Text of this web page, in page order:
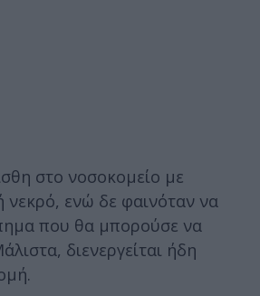
στο νοσοκομείο με
νεκρό, ενώ δε φαινόταν να
που θα μπορούσε να
διενεργείται ήδη